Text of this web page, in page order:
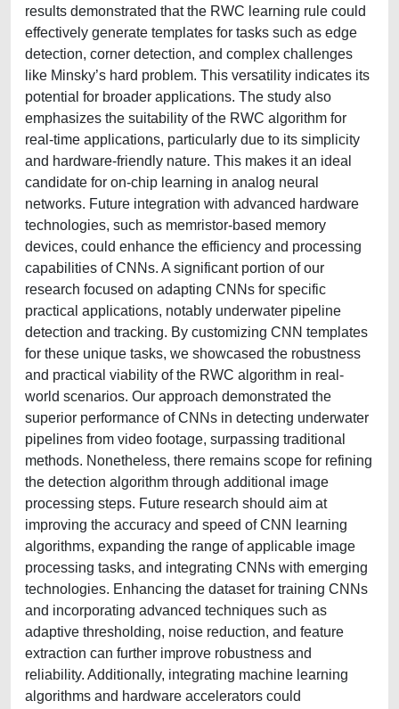
results demonstrated that the RWC learning rule could
effectively generate templates for tasks such as edge
detection, corner detection, and complex challenges
like Minsky’s hard problem. This versatility indicates its
potential for broader applications. The study also
emphasizes the suitability of the RWC algorithm for
real-time applications, particularly due to its simplicity
and hardware-friendly nature. This makes it an ideal
candidate for on-chip learning in analog neural
networks. Future integration with advanced hardware
technologies, such as memristor-based memory
devices, could enhance the efficiency and processing
capabilities of CNNs. A significant portion of our
research focused on adapting CNNs for specific
practical applications, notably underwater pipeline
detection and tracking. By customizing CNN templates
for these unique tasks, we showcased the robustness
and practical viability of the RWC algorithm in real-
world scenarios. Our approach demonstrated the
superior performance of CNNs in detecting underwater
pipelines from video footage, surpassing traditional
methods. Nonetheless, there remains scope for refining
the detection algorithm through additional image
processing steps. Future research should aim at
improving the accuracy and speed of CNN learning
algorithms, expanding the range of applicable image
processing tasks, and integrating CNNs with emerging
technologies. Enhancing the dataset for training CNNs
and incorporating advanced techniques such as
adaptive thresholding, noise reduction, and feature
extraction can further improve robustness and
reliability. Additionally, integrating machine learning
algorithms and hardware accelerators could